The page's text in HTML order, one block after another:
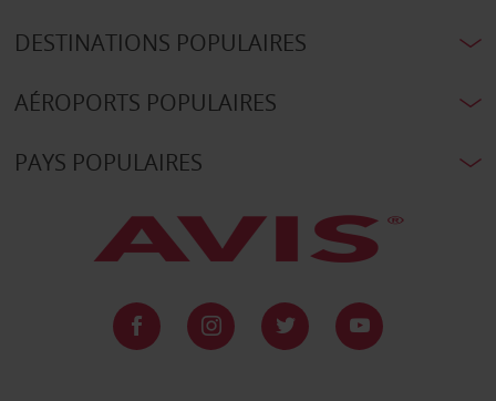
DESTINATIONS POPULAIRES
AÉROPORTS POPULAIRES
PAYS POPULAIRES